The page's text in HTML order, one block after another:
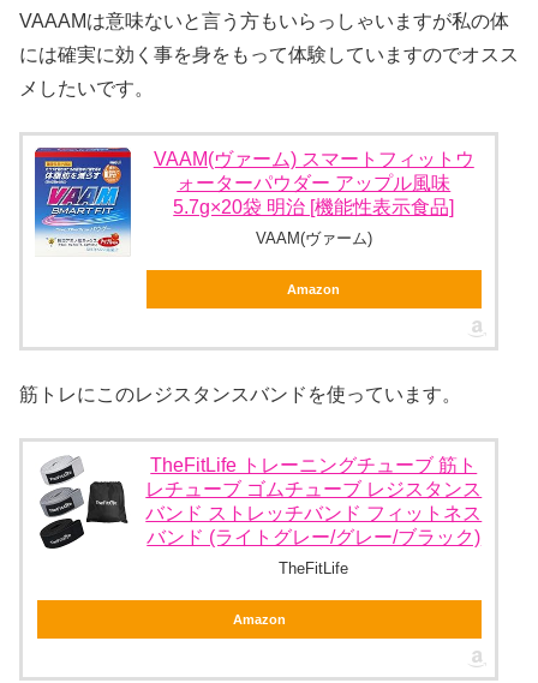
VAAAMは意味ないと言う方もいらっしゃいますが私の体
には確実に効く事を身をもって体験していますのでオスス
メしたいです。
VAAM(ヴァーム) スマートフィットウ
ォーターパウダー アップル風味
5.7g×20袋 明治 [機能性表示食品]
VAAM(ヴァーム)
Amazon
筋トレにこのレジスタンスバンドを使っています。
TheFitLife トレーニングチューブ 筋ト
レチューブ ゴムチューブ レジスタンス
バンド ストレッチバンド フィットネス
バンド (ライトグレー/グレー/ブラック)
TheFitLife
Amazon